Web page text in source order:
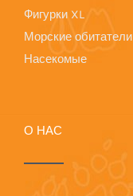
Фигурки XL
Морские обитатели
Насекомые
О НАС